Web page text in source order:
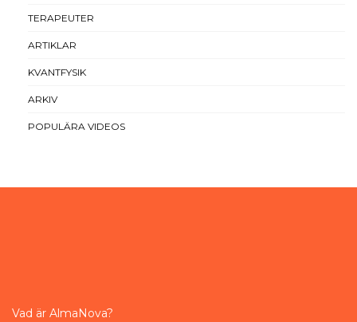
TERAPEUTER
ARTIKLAR
KVANTFYSIK
ARKIV
POPULÄRA VIDEOS
Vad är AlmaNova?